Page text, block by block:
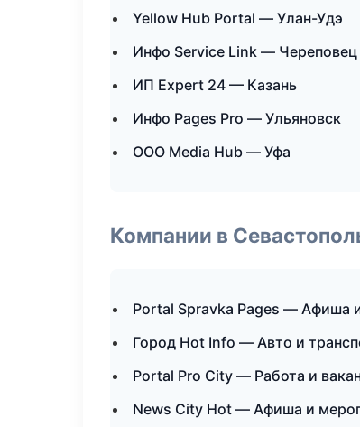
Yellow Hub Portal — Улан-Удэ
Инфо Service Link — Череповец
ИП Expert 24 — Казань
Инфо Pages Pro — Ульяновск
ООО Media Hub — Уфа
Компании в
Portal Spravka Pages — Афиша
Город Hot Info — Авто и
Portal Pro City — Работа и
News City Hot — Афиша и